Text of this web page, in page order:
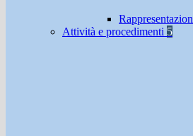
Attività e procedimenti 5